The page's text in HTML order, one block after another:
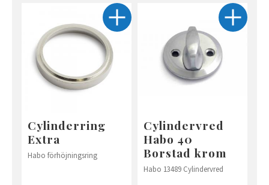
Cylinderring
Extra
Habo förhöjningsring
Cylindervred
Habo 40
Borstad krom
Habo 13489 Cylindervred